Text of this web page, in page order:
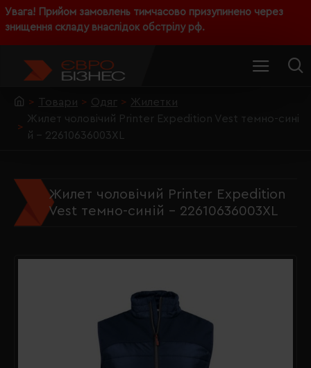
Увага! Прийом замовлень тимчасово призупинено через
знищення складу внаслідок обстрілу рф.
Товари Одяг
Жилетки
Жилет чоловічий Printer Expedition Vest темно-сині
й - 22610636003XL
Жилет чоловічий Printer Expedition
Vest темно-синій - 22610636003XL